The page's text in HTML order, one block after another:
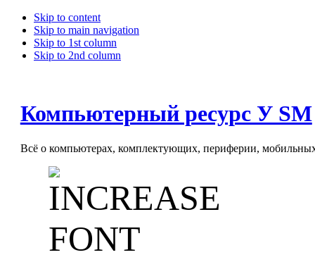
Skip to content
Skip to main navigation
Skip to 1st column
Skip to 2nd column
Компьютерный ресурс У SM
Всё о компьютерах, комплектующих, периферии, мобильных